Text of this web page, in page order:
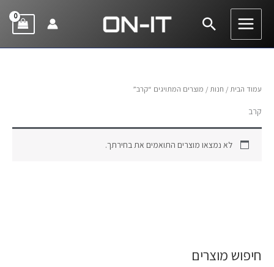
דילוג
חיפוש
חיפוש מוצרים
ח
עמוד הבית / חנות / מוצרים המתויגים “קרב”
קרב
לא נמצאו מוצרים התואמים את בחירתך.